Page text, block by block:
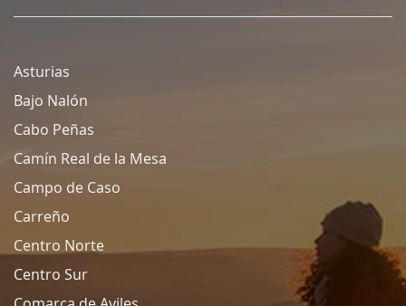
Asturias
Bajo Nalón
Cabo Peñas
Camín Real de la Mesa
Campo de Caso
Carreño
Centro Norte
Centro Sur